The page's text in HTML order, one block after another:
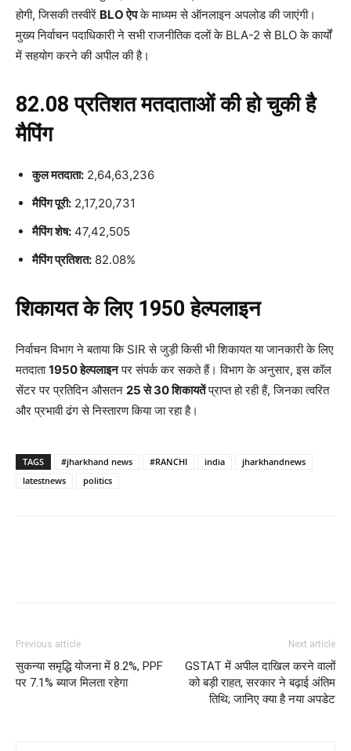
होगी, जिसकी तस्वीरें BLO ऐपके माध्यम से ऑनलाइन अपलोड की जाएंगी।
मुख्य निर्वाचन पदाधिकारी ने सभी राजनीतिक दलों के BLA-2 से BLO के कार्यों
में सहयोग करने की अपील की है।
82.08 प्रतिशत मतदाताओं की हो चुकी है
मैपिंग
कुल मतदाता: 2,64,63,236
मैपिंग पूरी: 2,17,20,731
मैपिंग शेष: 47,42,505
मैपिंग प्रतिशत: 82.08%
शिकायत के लिए 1950 हेल्पलाइन
निर्वाचन विभाग ने बताया कि SIR से जुड़ी किसी भी शिकायत या जानकारी के लिए
मतदाता1950 हेल्पलाइनपर संपर्क कर सकते हैं। विभाग के अनुसार, इस कॉल
सेंटर पर प्रतिदिन औसतन 25 से 30 शिकायतेंप्राप्त हो रही हैं, जिनका त्वरित
और प्रभावी ढंग से निस्तारण किया जा रहा है।
TAGS #jharkhand news #RANCHI india
jharkhandnews
latestnews
politics
Previous article
सुकन्या समृद्धि योजना में 8.2%, PPF
पर 7.1% ब्याज मिलता रहेगा
Next article
GSTAT में अपील दाखिल करने वालों
को बड़ी राहत, सरकार ने बढ़ाई अंतिम
तिथि; जानिए क्या है नया अपडेट